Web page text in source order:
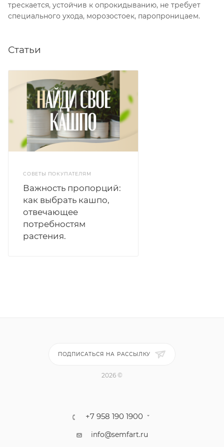
трескается, устойчив к опрокидыванию, не требует
специального ухода, морозостоек, паропроницаем.
Статьи
СОВЕТЫ ПОКУПАТЕЛЯМ
Важность пропорций:
как выбрать кашпо,
отвечающее
потребностям
растения.
ПОДПИСАТЬСЯ НА РАССЫЛКУ
2026 ©
+7 958 190 1900
info@semfart.ru